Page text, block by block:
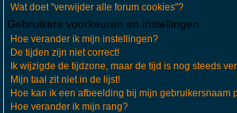
Wat doet "verwijder alle forum cookies"?
Gebruikers voorkeuren en instellingen
Hoe verander ik mijn instellingen?
De tijden zijn niet correct!
Ik wijzigde de tijdzone, maar de tijd is nog steeds
Mijn taal zit niet in de lijst!
Hoe kan ik een afbeelding bij mijn gebruikersnaam
Hoe verander ik mijn rang?